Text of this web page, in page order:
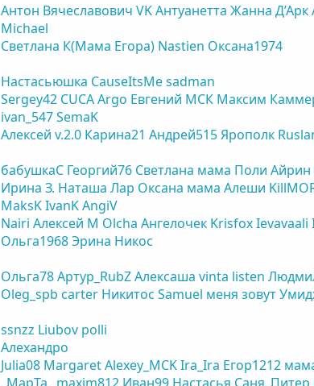
Антон Вячеславович VKАнтуанетта Жанна Д’Арк
Michael
Светлана К(Мама Егора) Nastien Оксана1974
Настасьюшка CauseItsMesadman
Sergey42 CUCAArgo Евгений МСК Максим
ivan_547SemaK
Алексей v.2.0 Карина21 Андрей515Ярополк
бабушкаС Георгий76 Светлана мама Поли Айрин
Ирина З. Наташа Лар Оксана мама Алеши
MaksKIvanKAngiV
Nairi Алексей М Olcha Ангелочек KrisfoxIevavaali
Ольга1968Эрина Никос
Ольга78Артур_RubZАлексаша vinta listen
Oleg_spb carter Никитос Samuel меня зовут
ssnzz Liubov polli
Алехандро
Julia08 MargaretAlexey_MCKIra_Ira Егор1212
_MapTa_ maxim812 Иван99 Настасья Саня_Питер